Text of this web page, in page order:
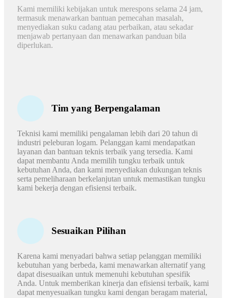
Kami memiliki kebijakan untuk merespons selama 24 jam,
termasuk menawarkan bantuan pemecahan masalah,
menyediakan suku cadang atau perbaikan, atau sekadar
menjawab pertanyaan dan menawarkan panduan bila
diperlukan.
Tim yang Berpengalaman
Teknisi kami memiliki pengalaman lebih dari 20 tahun di
industri peleburan logam. Pelanggan kami mendapatkan
layanan dan bantuan teknis terbaik yang tersedia. Kami
dapat membantu Anda memilih tungku terbaik untuk
kebutuhan Anda, dan kami menyediakan dukungan teknis
serta pemeliharaan berkelanjutan untuk memastikan tungku
kami bekerja dengan efisiensi terbaik.
Sesuaikan Pilihan
Karena kami menyadari bahwa setiap pelanggan memiliki
kebutuhan yang berbeda, kami menawarkan alternatif yang
dapat disesuaikan untuk memenuhi kebutuhan spesifik
Anda. Untuk memberikan kinerja dan efisiensi terbaik, kami
dapat menyesuaikan tungku kami dengan beragam material,